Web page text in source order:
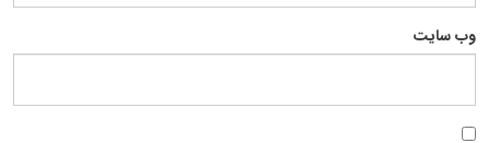
وب‌ سایت